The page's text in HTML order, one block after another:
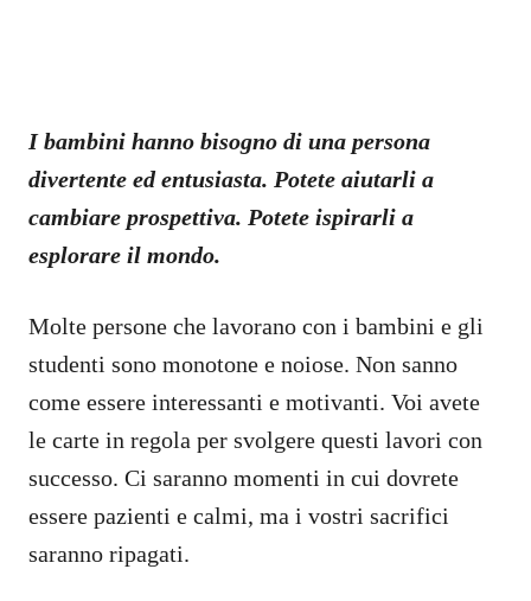
I bambini hanno bisogno di una persona
divertente ed entusiasta. Potete aiutarli a
cambiare prospettiva. Potete ispirarli a
esplorare il mondo.
Molte persone che lavorano con i bambini e gli
studenti sono monotone e noiose. Non sanno
come essere interessanti e motivanti. Voi avete
le carte in regola per svolgere questi lavori con
successo. Ci saranno momenti in cui dovrete
essere pazienti e calmi, ma i vostri sacrifici
saranno ripagati.